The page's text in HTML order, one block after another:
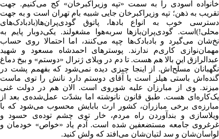
خانواده اسودی را به سمت «تپه وزیراکبرخان» کج می‌کنیم. جهت
تقریب به ذهن؛ تپه وزیراکبرخان جایی شبیه بام تهران است و به جهت
دسترسی خوب به انواع بادها، پاتوق گودی‌پران‌ها(بادبادک‌های
محلی!)‌است. گودی‌پران‌بازها سربه‌هوا مشغولند. یکی‌دوبار پایم به
نخ‌شان می‌گیرد و بادبادک‌ها چپه می‌کنند، اما احتمالا روی حساب
مهمان‌نوازی کاری‌م ندارند. پوسترهای احمدشاه مسعود و شهید
عبدالرازق این بالا هم هست. تا دم در ویلای ژنرال «دوستم» و بیخ دماغ
نگهبانان مسلّح‌اش. از اینجا چیزی دیده نمی‌شود که بفهمم پشت در
گنده‌اش باستی هیلز است یا آقای دوستم دارد نانش را توی ماست
میزند. وی از مبارزان علیه شوروی است. الان هم در دولت غنی
یک‌کاره‌ای هست. طبق قانون نانوشته اما بشدّت عمل‌شده‌ی بعد از
مبارزه‌ی برخی مبازران، کشور ارث بابایش محسوب می‌شود که با
ویلاسازی و بندآوردن راه مردم، خار توی چشم توده‌ی حسود و
غرغروی جامعه مستضعفین شده است. آدم یاد «خواص» خودمان و
لواسان‌شان و سد لتیان‌شان می‌افتد که ولش کنید.